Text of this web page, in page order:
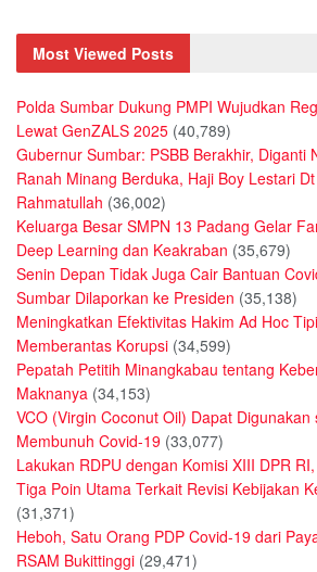
Most Viewed Posts
Polda Sumbar Dukung PMPI Wujudkan
Lewat GenZALS 2025 (40,789)
Gubernur Sumbar: PSBB Berakhir, Diganti
Ranah Minang Berduka, Haji Boy Lestari
Rahmatullah (36,002)
Keluarga Besar SMPN 13 Padang Gelar
Deep Learning dan Keakraban (35,679)
Senin Depan Tidak Juga Cair Bantuan
Sumbar Dilaporkan ke Presiden (35,138)
Meningkatkan Efektivitas Hakim Ad Hoc
Memberantas Korupsi (34,599)
Pepatah Petitih Minangkabau tentang
Maknanya (34,153)
VCO (Virgin Coconut Oil) Dapat Digunakan
Membunuh Covid-19 (33,077)
Lakukan RDPU dengan Komisi XIII DPR
Tiga Poin Utama Terkait Revisi Kebijakan
(31,371)
Heboh, Satu Orang PDP Covid-19 dari
RSAM Bukittinggi (29,471)